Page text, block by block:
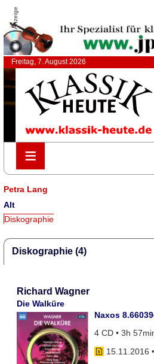
Anzeige
Freitag, 7. August 2026
≡
≡
Petra Lang
Alt
Diskographie
Diskographie (4)
Richard Wagner
Die Walküre
Naxos
4 CD • 3h
15.11.2016 •